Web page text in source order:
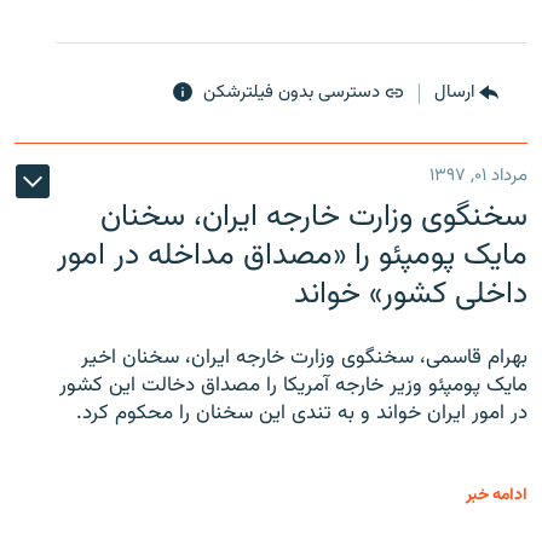
ارسال دسترسی بدون فیلترشکن
مرداد ۰۱, ۱۳۹۷
سخنگوی وزارت خارجه ایران، سخنان
مایک پومپئو را «مصداق مداخله در امور
داخلی کشور» خواند
بهرام قاسمی، سخنگوی وزارت خارجه ایران، سخنان اخیر
مایک پومپئو وزیر خارجه آمریکا را مصداق دخالت این کشور
در امور ایران خواند و به تندی این سخنان را محکوم کرد.
ادامه خبر